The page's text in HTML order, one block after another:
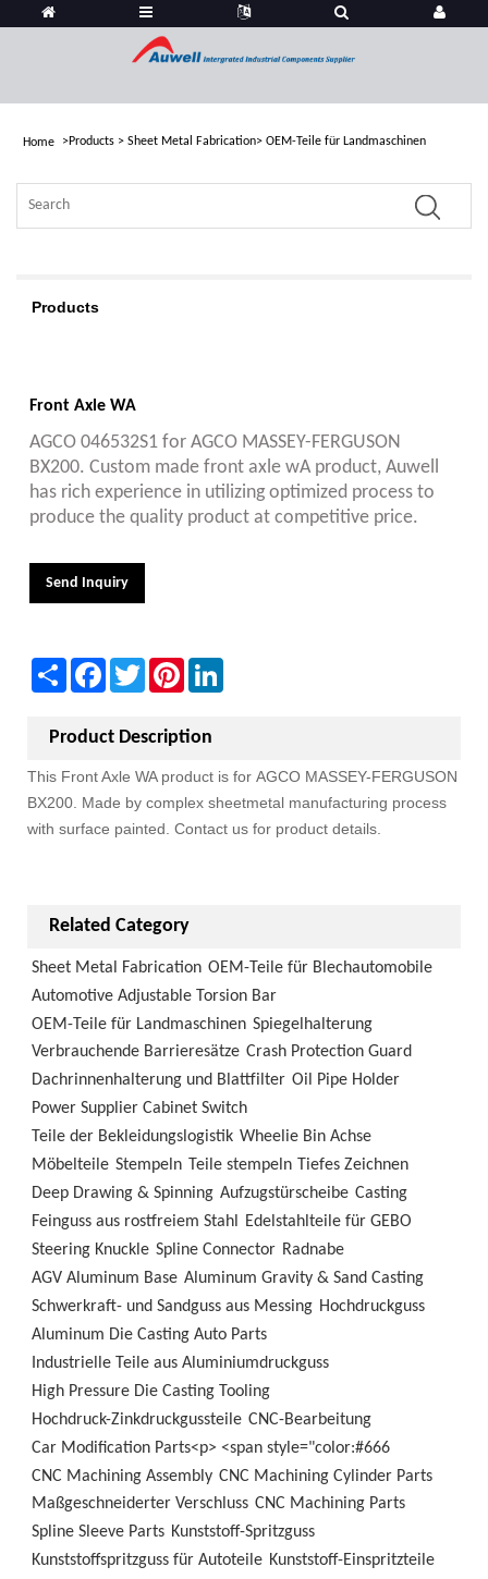
Home >Products > Sheet Metal Fabrication> OEM-Teile für Landmaschinen
Products
Front Axle WA
AGCO 046532S1 for AGCO MASSEY-FERGUSON
BX200. Custom made front axle wA product, Auwell
has rich experience in utilizing optimized process to
produce the quality product at competitive price.
Send Inquiry
Share FacebookTwitter Pinterest
Product Description
This Front Axle WA product is for AGCO MASSEY-FERGUSON
BX200. Made by complex sheetmetal manufacturing process
with surface painted. Contact us for product details.
Related Category
Sheet Metal Fabrication OEM-Teile für Blechautomobile
Automotive Adjustable Torsion Bar
OEM-Teile für Landmaschinen Spiegelhalterung
Verbrauchende Barrieresätze Crash Protection Guard
Dachrinnenhalterung und Blattfilter Oil Pipe Holder
Power Supplier Cabinet Switch
Teile der Bekleidungslogistik Wheelie Bin Achse
Möbelteile Stempeln Teile stempeln Tiefes Zeichnen
Deep Drawing & Spinning Aufzugstürscheibe Casting
Feinguss aus rostfreiem Stahl
Edelstahlteile für GEBO
Steering Knuckle Spline Connector Radnabe
AGV Aluminum Base Aluminum Gravity & Sand Casting
Schwerkraft- und Sandguss aus Messing Hochdruckguss
Aluminum Die Casting Auto Parts
Industrielle Teile aus Aluminiumdruckguss
High Pressure Die Casting Tooling
Hochdruck-Zinkdruckgussteile CNC-Bearbeitung
Car Modification Parts<p> <span style="color:#666
CNC Machining Assembly CNC Machining Cylinder Parts
Maßgeschneiderter Verschluss CNC Machining Parts
Spline Sleeve Parts Kunststoff-Spritzguss
Kunststoffspritzguss für Autoteile Kunststoff-Einspritzteile